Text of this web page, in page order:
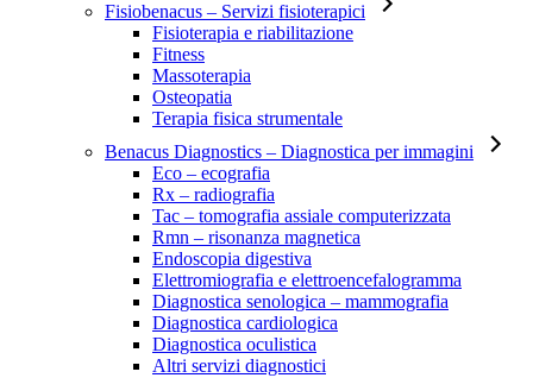
Fisiobenacus – Servizi fisioterapici
Fisioterapia e riabilitazione
Fitness
Massoterapia
Osteopatia
Terapia fisica strumentale
Benacus Diagnostics – Diagnostica per immagini
Eco – ecografia
Rx – radiografia
Tac – tomografia assiale computerizzata
Rmn – risonanza magnetica
Endoscopia digestiva
Elettromiografia e elettroencefalogramma
Diagnostica senologica – mammografia
Diagnostica cardiologica
Diagnostica oculistica
Altri servizi diagnostici